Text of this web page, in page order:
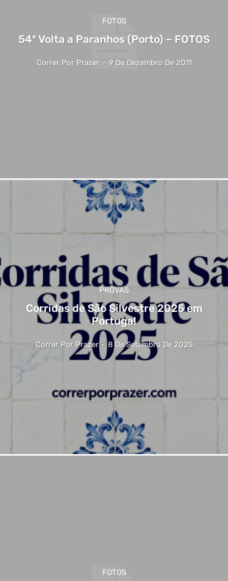
FOTOS
54ª Volta a Paranhos (Porto) – FOTOS
Correr Por Prazer - 9 De Dezembro De 2011
PROVAS
Corridas de São Silvestre 2025 em
Portugal
Correr Por Prazer - 8 De Setembro De 2025
FOTOS